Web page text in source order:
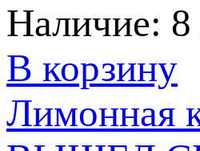
Наличие:
В корзину
Лимонная